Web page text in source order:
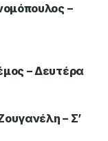
–
– Δευτέρα
– Σ’